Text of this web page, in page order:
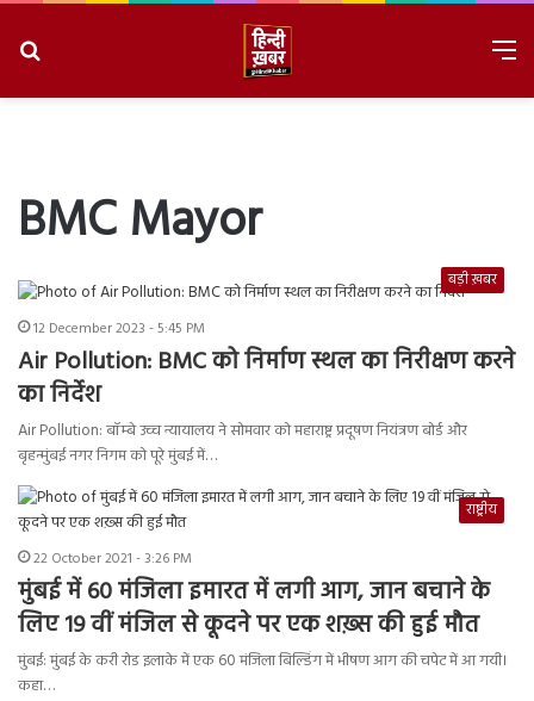
BMC Mayor
बड़ी ख़बर
12 December 2023 - 5:45 PM
Air Pollution: BMC को निर्माण स्थल का निरीक्षण करने
का निर्देश
Air Pollution: बॉम्बे उच्च न्यायालय ने सोमवार को महाराष्ट्र प्रदूषण नियंत्रण बोर्ड और
बृहन्मुंबई नगर निगम को पूरे मुंबई में…
राष्ट्रीय
22 October 2021 - 3:26 PM
मुंबई में 60 मंजिला इमारत में लगी आग, जान बचाने के
लिए 19 वीं मंजिल से कूदने पर एक शख़्स की हुई मौत
मुंबई: मुंबई के करी रोड इलाके में एक 60 मंजिला बिल्डिंग में भीषण आग की चपेट में आ गयी।
कहा…